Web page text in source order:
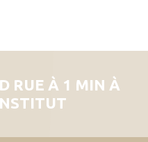
RUE À 1 MIN À